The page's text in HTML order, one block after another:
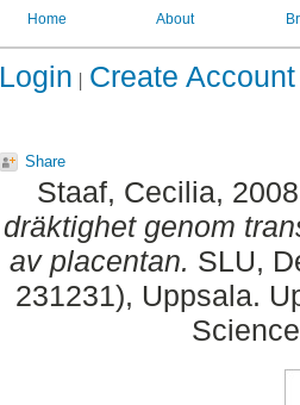
Home About
Login Create Account
Share
Staaf, Cecilia,
dräktighet genom
av placentan. SLU,
231231), Uppsala.